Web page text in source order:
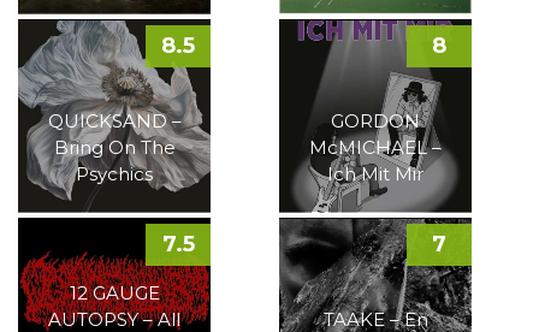
QUICKSAND –
Bring On The
Psychics
8.5
GORDON
McMICHAEL –
Ich Mit Mir
8
12 GAUGE
AUTOPSY – All
7.5
TAAKE – En
7